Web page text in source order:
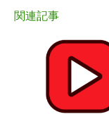
関連記事